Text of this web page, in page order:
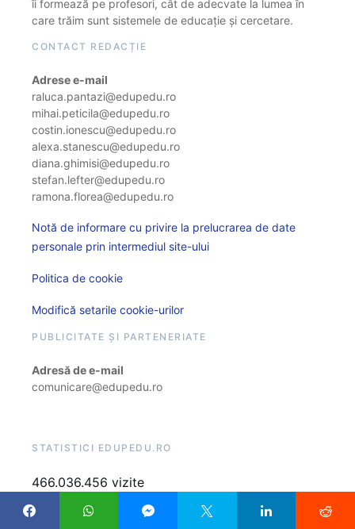
îi formează pe profesori, cât de adecvate la lumea în
care trăim sunt sistemele de educație și cercetare.
CONTACT REDACȚIE
Adrese e-mail
raluca.pantazi@edupedu.ro
mihai.peticila@edupedu.ro
costin.ionescu@edupedu.ro
alexa.stanescu@edupedu.ro
diana.ghimisi@edupedu.ro
stefan.lefter@edupedu.ro
ramona.florea@edupedu.ro
Notă de informare cu privire la prelucrarea de date
personale prin intermediul site-ului
Politica de cookie
Modifică setarile cookie-urilor
PUBLICITATE ȘI PARTENERIATE
Adresă de e-mail
comunicare@edupedu.ro
STATISTICI EDUPEDU.RO
466.036.456 vizite